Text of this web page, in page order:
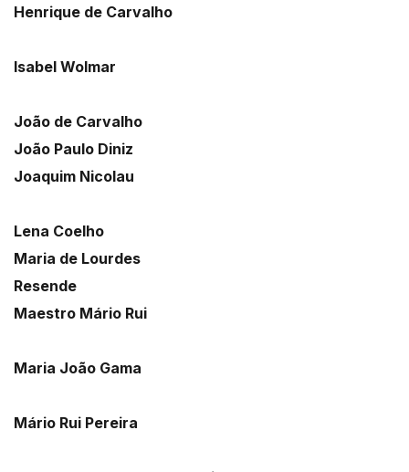
Henrique de Carvalho
Isabel Wolmar
João de Carvalho
João Paulo Diniz
Joaquim Nicolau
Lena Coelho
Maria de Lourdes
Resende
Maestro Mário Rui
Maria João Gama
Mário Rui Pereira